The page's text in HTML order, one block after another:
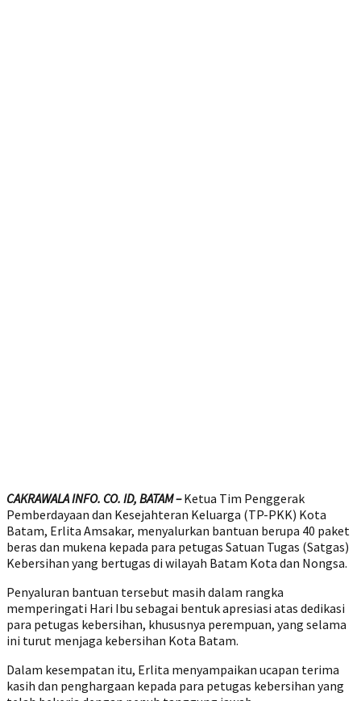
CAKRAWALA INFO. CO. ID, BATAM –Ketua Tim Penggerak
Pemberdayaan dan Kesejahteran Keluarga (TP-PKK) Kota
Batam, Erlita Amsakar, menyalurkan bantuan berupa 40 paket
beras dan mukena kepada para petugas Satuan Tugas (Satgas)
Kebersihan yang bertugas di wilayah Batam Kota dan Nongsa.
Penyaluran bantuan tersebut masih dalam rangka
memperingati Hari Ibu sebagai bentuk apresiasi atas dedikasi
para petugas kebersihan, khususnya perempuan, yang selama
ini turut menjaga kebersihan Kota Batam.
Dalam kesempatan itu, Erlita menyampaikan ucapan terima
kasih dan penghargaan kepada para petugas kebersihan yang